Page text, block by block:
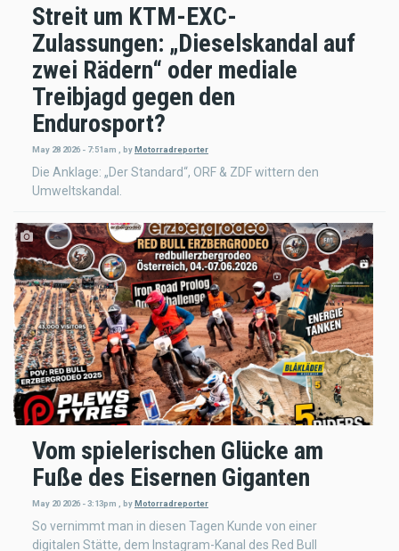
Streit um KTM-EXC-
Zulassungen: „Dieselskandal auf
zwei Rädern“ oder mediale
Treibjagd gegen den
Endurosport?
May 28 2026 - 7:51am , byMotorradreporter
Die Anklage: „Der Standard“, ORF & ZDF wittern den
Umweltskandal.
Vom spielerischen Glücke am
Fuße des Eisernen Giganten
May 20 2026 - 3:13pm , by Motorradreporter
So vernimmt man in diesen Tagen Kunde von einer
digitalen Stätte, dem Instagram-Kanal des Red Bull